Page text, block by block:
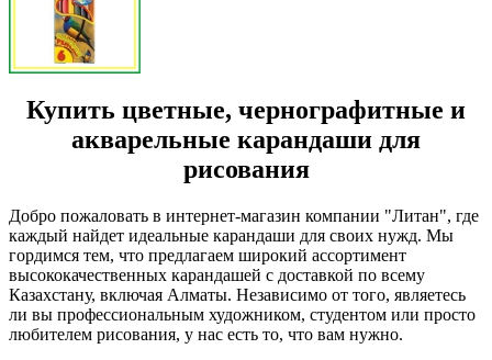
Купить цветные, чернографитные и
акварельные карандаши для
рисования
Добро пожаловать в интернет-магазин компании "Литан", где
каждый найдет идеальные карандаши для своих нужд. Мы
гордимся тем, что предлагаем широкий ассортимент
высококачественных карандашей с доставкой по всему
Казахстану, включая Алматы. Независимо от того, являетесь
ли вы профессиональным художником, студентом или просто
любителем рисования, у нас есть то, что вам нужно.